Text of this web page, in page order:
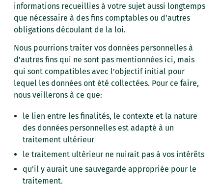
informations recueillies à votre sujet aussi longtemps
que nécessaire à des fins comptables ou d’autres
obligations découlant de la loi.
Nous pourrions traiter vos données personnelles à
d’autres fins qui ne sont pas mentionnées ici, mais
qui sont compatibles avec l’objectif initial pour
lequel les données ont été collectées. Pour ce faire,
nous veillerons à ce que:
le lien entre les finalités, le contexte et la nature
des données personnelles est adapté à un
traitement ultérieur
le traitement ultérieur ne nuirait pas à vos intérêts
qu’il y aurait une sauvegarde appropriée pour le
traitement.